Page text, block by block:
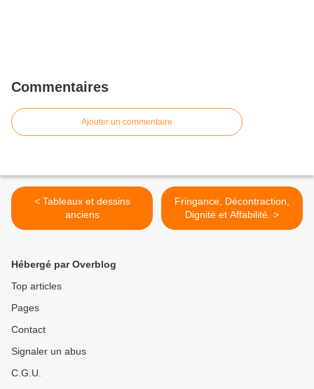
Commentaires
Ajouter un commentaire
< Tableaux et dessins
anciens
Fringance, Décontraction,
Dignité et Affabilité. >
Hébergé par Overblog
Top articles
Pages
Contact
Signaler un abus
C.G.U.